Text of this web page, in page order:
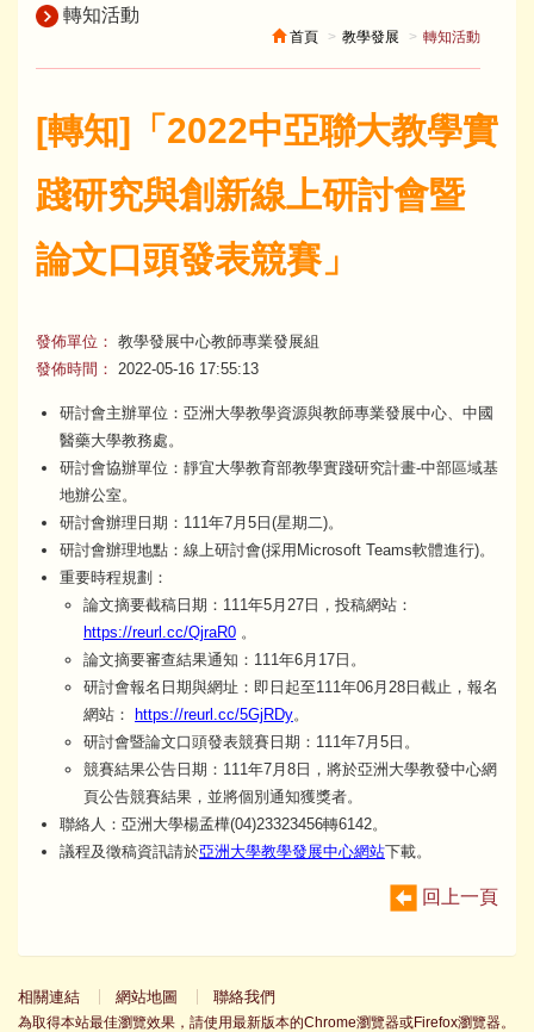
轉知活動
首頁 教學發展 轉知活動
[轉知]「2022中亞聯大教學實
踐研究與創新線上研討會暨
論文口頭發表競賽」
發佈單位： 教學發展中心教師專業發展組
發佈時間：
2022-05-16 17:55:13
研討會主辦單位：亞洲大學教學資源與教師專業發展中心、中國
醫藥大學教務處。
研討會協辦單位：靜宜大學教育部教學實踐研究計畫-中部區域基
地辦公室。
研討會辦理日期：111年7月5日(星期二)。
研討會辦理地點：線上研討會(採用Microsoft Teams軟體進行)。
重要時程規劃：
論文摘要截稿日期：111年5月27日，投稿網站：
https://reurl.cc/QjraR0 。
論文摘要審查結果通知：111年6月17日。
研討會報名日期與網址：即日起至111年06月28日截止，報名
網站：
https://reurl.cc/5GjRDy。
研討會暨論文口頭發表競賽日期：111年7月5日。
競賽結果公告日期：111年7月8日，將於亞洲大學教發中心網
頁公告競賽結果，並將個別通知獲獎者。
聯絡人：亞洲大學楊孟樺(04)23323456轉6142。
議程及徵稿資訊請於亞洲大學教學發展中心網站下載。
回上一頁
相關連結 網站地圖 聯絡我們
為取得本站最佳瀏覽效果，請使用最新版本的Chrome瀏覽器或Firefox瀏覽器。